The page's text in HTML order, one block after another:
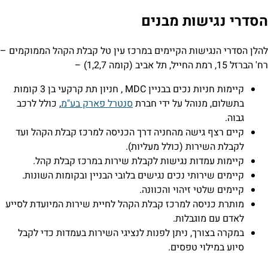
הסדרי נגישות מבנים
להלן הסדרי הנגישות הקיימים במרכז עין טל קבלת הקהל הממוקמים –
רח' הברזל 15, רמת החייל, תל אביב (קומה 1,2,7) –
קיימות חניות נכים בבניין MDC , חניון תת קרקעי בן 3 קומות
בתשלום, מנוהל על ידי חברתסנטרל פארק בע"מ, כולל לרכב
גבוה.
קיים רצף גישה מהחניה דרך הכניסה למרכז קבלת הקהל ועד
לקבלת השירות (כולל מעליות).
קיימות עמדות נגישות לקבלת שירות במרכז קבלת קהל.
קיימים שירותי נכים נגישים בלובי הבניין ובקומות השונות.
קיימים שלטי זיהוי והכוונה.
מותרת כניסה למרכז קבלת הקהל לחיית שירות המיועדת לסייע
לאדם עם מוגבלות.
במקרה בצורך, ניתן לפנות לנציגי השירות בעמדות כדי לקבל
סיוע במילוי טפסים.